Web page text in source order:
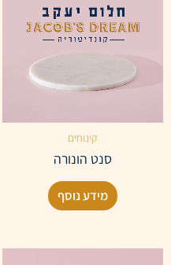
קינוחים
סנט הונורה
מידע נוסף